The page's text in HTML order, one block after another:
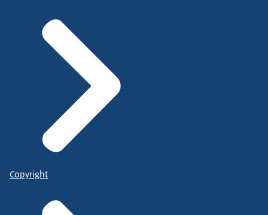
Copyright